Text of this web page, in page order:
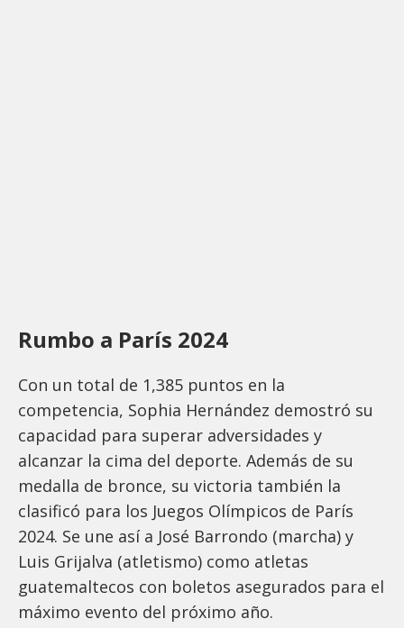
Rumbo a París 2024
Con un total de 1,385 puntos en la
competencia, Sophia Hernández demostró su
capacidad para superar adversidades y
alcanzar la cima del deporte. Además de su
medalla de bronce, su victoria también la
clasificó para los Juegos Olímpicos de París
2024. Se une así a José Barrondo (marcha) y
Luis Grijalva (atletismo) como atletas
guatemaltecos con boletos asegurados para el
máximo evento del próximo año.